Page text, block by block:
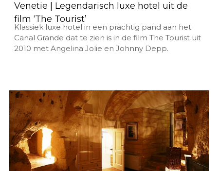
Venetie | Legendarisch luxe hotel uit de
film ‘The Tourist’
Klassiek luxe hotel in een prachtig pand aan het
Canal Grande dat te zien is in de film The Tourist uit
2010 met Angelina Jolie en Johnny Depp.